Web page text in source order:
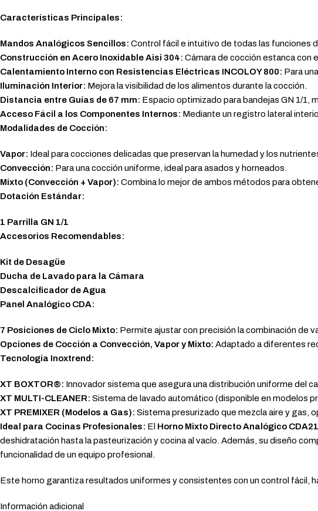
Características Principales:
Mandos Analógicos Sencillos: Control fácil e intuitivo de todas las funciones
Construcción en Acero Inoxidable Aisi 304: Cámara de cocción estanca con
Calentamiento Interno con Resistencias Eléctricas INCOLOY 800: Para
Iluminación Interior: Mejora la visibilidad de los alimentos durante la cocción.
Distancia entre Guías de 67 mm: Espacio optimizado para bandejas GN 1/1,
Acceso Fácil a los Componentes Internos: Mediante un registro lateral
Modalidades de Cocción:
Vapor: Ideal para cocciones delicadas que preservan la humedad y los
Convección: Para una cocción uniforme, ideal para asados y horneados.
Mixto (Convección + Vapor): Combina lo mejor de ambos métodos para
Dotación Estándar:
1 Parrilla GN 1/1
Accesorios Recomendables:
Kit de Desagüe
Ducha de Lavado para la Cámara
Descalcificador de Agua
Panel Analógico CDA:
7 Posiciones de Ciclo Mixto: Permite ajustar con precisión la combinación de
Opciones de Cocción a Convección, Vapor y Mixto: Adaptado a diferentes
Tecnología Inoxtrend:
XT BOXTOR®: Innovador sistema que asegura una distribución uniforme del
XT MULTI-CLEANER: Sistema de lavado automático (disponible en modelos
XT PREMIXER (Modelos a Gas): Sistema presurizado que mezcla aire y gas,
Ideal para Cocinas Profesionales: El Horno Mixto Directo Analógico
deshidratación hasta la pasteurización y cocina al vacío. Además, su diseño
funcionalidad de un equipo profesional.
Este horno garantiza resultados uniformes y consistentes con un control fácil,
Información adicional